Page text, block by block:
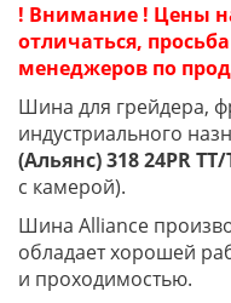
! Внимание ! Цены
отличаться,
менеджеров по
Шина для грейдера,
индустриального
(Альянс) 318 24PR TT/
с камерой).
Шина Alliance
обладает хорошей
и проходимостью.